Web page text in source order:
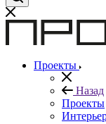
Проекты
Назад
Проекты